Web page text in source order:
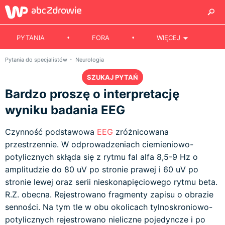
PYTANIA FORA WIĘCEJ
Pytania do specjalistów Neurologia
SZUKAJ PYTAŃ
Bardzo proszę o interpretację
wyniku badania EEG
Czynność podstawowa EEG zróżnicowana
przestrzennie. W odprowadzeniach ciemieniowo-
potylicznych skłąda się z rytmu fal alfa 8,5-9 Hz o
amplitudzie do 80 uV po stronie prawej i 60 uV po
stronie lewej oraz serii nieskonapięciowego rytmu beta.
R.Z. obecna. Rejestrowano fragmenty zapisu o obrazie
senności. Na tym tle w obu okolicach tylnoskroniowo-
potylicznych rejestrowano nieliczne pojedyncze i po